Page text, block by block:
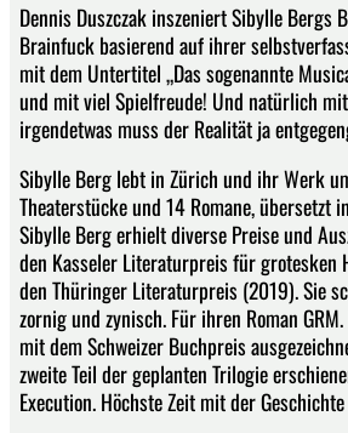
Dennis Duszczak inszeniert Sibylle Bergs
Brainfuck basierend auf ihrer
mit dem Untertitel „Das sogenannte
und mit viel Spielfreude! Und natürlich
irgendetwas muss der Realität ja
Sibylle Berg lebt in Zürich und ihr Werk
Theaterstücke und 14 Romane, übersetzt
Sibylle Berg erhielt diverse Preise und
den Kasseler Literaturpreis für grotesken
den Thüringer Literaturpreis (2019). Sie
zornig und zynisch. Für ihren Roman
mit dem Schweizer Buchpreis
zweite Teil der geplanten Trilogie
Execution. Höchste Zeit mit der